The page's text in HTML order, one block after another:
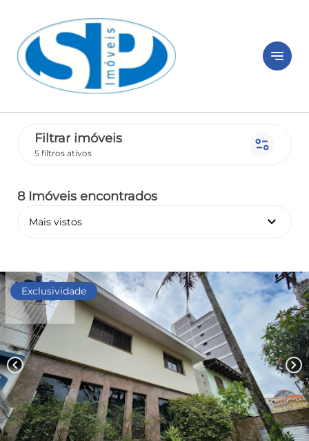
notes
Filtrar imóveis
5 filtros ativos page_info
8 Imóveis encontrados
Mais vistos keyboard_arrow_down
Exclusividade
chevron_left chevron_right